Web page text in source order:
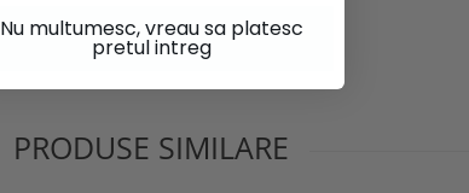
PRODUSE SIMILARE
Nu multumesc, vreau sa platesc
pretul intreg